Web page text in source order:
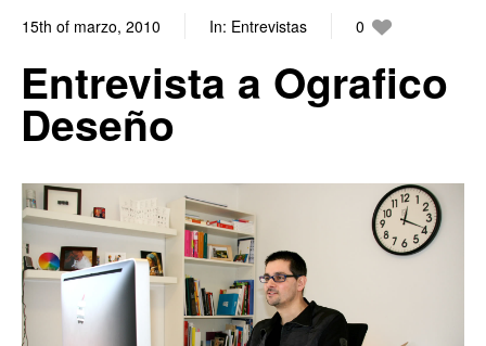
15th of marzo, 2010 In: Entrevistas
0
Entrevista a Ografico
Deseño